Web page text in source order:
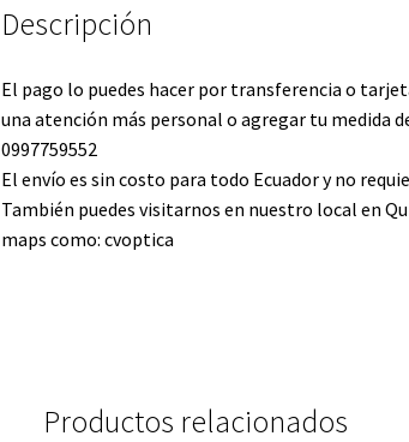
Descripción
El pago lo puedes hacer por transferencia o
una atención más personal o agregar tu medida
0997759552
El envío es sin costo para todo Ecuador y no
También puedes visitarnos en nuestro local en
maps como: cvoptica
Productos relacionados